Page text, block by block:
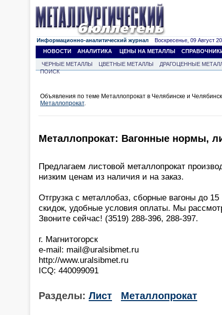
Информационно-аналитический журнал Воскресенье, 09 Август
НОВОСТИ
АНАЛИТИКА ЦЕНЫ НА МЕТАЛЛЫ
ЧЕРНЫЕ МЕТАЛЛЫ ЦВЕТНЫЕ МЕТАЛЛЫ
ДРАГОЦЕННЫЕ
ПОИСК
Объявления по теме Металлопрокат в Челябинске и
Металлопрокат.
Металлопрокат: Вагонные нормы,
Предлагаем листовой металлопрокат
низким ценам из наличия и на заказ.
Отгрузка с металлобаз, сборные вагоны до
скидок, удобные условия оплаты. Мы
Звоните сейчас! (3519) 288-396, 288-397.
г. Магнитогорск
e-mail: mail@uralsibmet.ru
http://www.uralsibmet.ru
ICQ: 440099091
Разделы: Лист Металлопрокат